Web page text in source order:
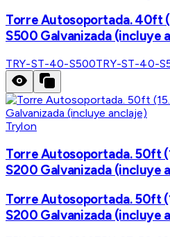
Torre Autosoportada. 40ft
S500 Galvanizada (incluye
TRY-ST-40-S500TRY-ST-40-
Trylon
Torre Autosoportada. 50ft
S200 Galvanizada (incluye
Torre Autosoportada. 50ft
S200 Galvanizada (incluye